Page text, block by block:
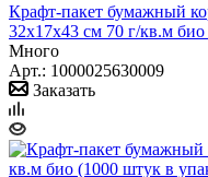
Крафт-пакет бумажный
32x17х43 см 70 г/кв.м
Много
Арт.: 1000025630009
Заказать